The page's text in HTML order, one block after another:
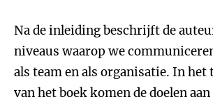
Na de inleiding beschrijft de
niveaus waarop we
als team en als organisatie. In het
van het boek komen de doelen